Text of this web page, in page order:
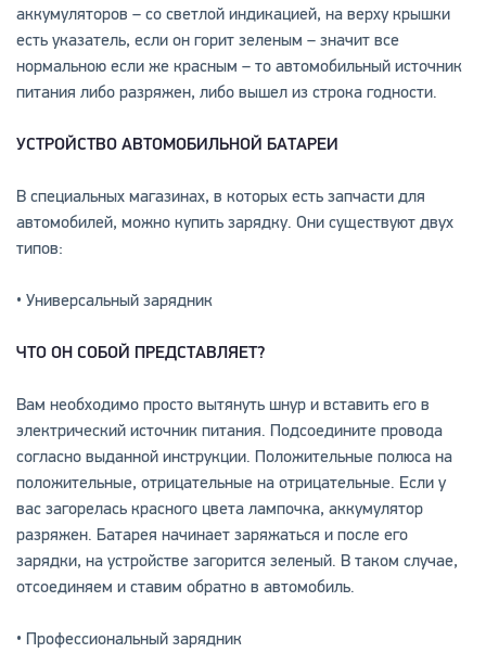
аккумуляторов – со светлой индикацией, на верху крышки
есть указатель, если он горит зеленым – значит все
нормальною если же красным – то автомобильный источник
питания либо разряжен, либо вышел из строка годности.
УСТРОЙСТВО АВТОМОБИЛЬНОЙ БАТАРЕИ
В специальных магазинах, в которых есть запчасти для
автомобилей, можно купить зарядку. Они существуют двух
типов:
• Универсальный зарядник
ЧТО ОН СОБОЙ ПРЕДСТАВЛЯЕТ?
Вам необходимо просто вытянуть шнур и вставить его в
электрический источник питания. Подсоедините провода
согласно выданной инструкции. Положительные полюса на
положительные, отрицательные на отрицательные. Если у
вас загорелась красного цвета лампочка, аккумулятор
разряжен. Батарея начинает заряжаться и после его
зарядки, на устройстве загорится зеленый. В таком случае,
отсоединяем и ставим обратно в автомобиль.
• Профессиональный зарядник